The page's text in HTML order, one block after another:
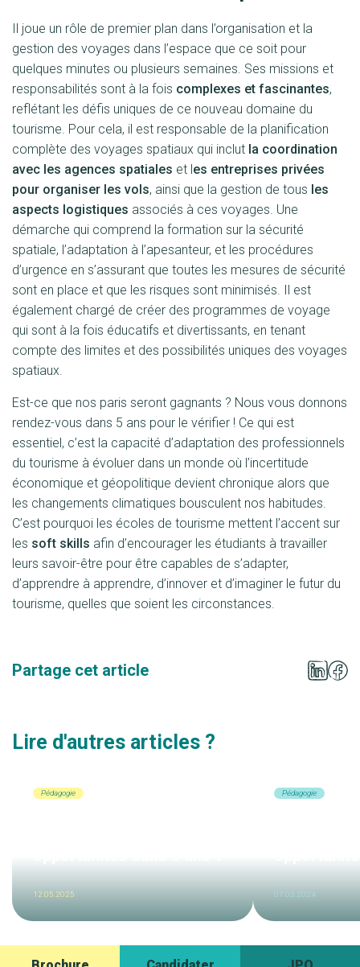
Il joue un rôle de premier plan dans l’organisation et la
gestion des voyages dans l’espace que ce soit pour
quelques minutes ou plusieurs semaines. Ses missions et
responsabilités sont à la fois complexes et fascinantes,
reflétant les défis uniques de ce nouveau domaine du
tourisme. Pour cela, il est responsable de la planification
complète des voyages spatiaux qui inclut la coordination
avec les agences spatiales et les entreprises privées
pour organiser les vols, ainsi que la gestion de tous les
aspects logistiques associés à ces voyages. Une
démarche qui comprend la formation sur la sécurité
spatiale, l’adaptation à l’apesanteur, et les procédures
d’urgence en s’assurant que toutes les mesures de sécurité
sont en place et que les risques sont minimisés. Il est
également chargé de créer des programmes de voyage
qui sont à la fois éducatifs et divertissants, en tenant
compte des limites et des possibilités uniques des voyages
spatiaux.
Est-ce que nos paris seront gagnants ? Nous vous donnons
rendez-vous dans 5 ans pour le vérifier ! Ce qui est
essentiel, c’est la capacité d’adaptation des professionnels
du tourisme à évoluer dans un monde où l’incertitude
économique et géopolitique devient chronique alors que
les changements climatiques bousculent nos habitudes.
C’est pourquoi les écoles de tourisme mettent l’accent sur
les soft skills afin d’encourager les étudiants à travailler
leurs savoir-être pour être capables de s’adapter,
d’apprendre à apprendre, d’innover et d’imaginer le futur du
tourisme, quelles que soient les circonstances.
Partage cet article
Lire d'autres articles ?
Pédagogie
12.05.2025
Pédagogie
07.03.2024